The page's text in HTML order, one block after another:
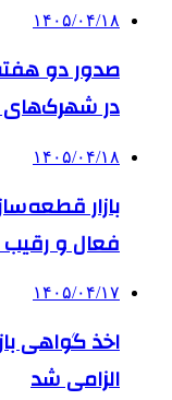
۱۴۰۵/۰۴/۱۸
صدور دو
در
۱۴۰۵/۰۴/۱۸
فعال و رقیب
۱۴۰۵/۰۴/۱۷
اخذ گواهی
الزامی شد